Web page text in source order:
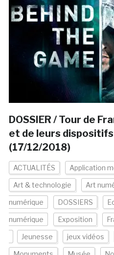
DOSSIER / Tour de
et de leurs
(17/12/2018)
ACTUALITÉS Application
Art & technologie Art
numérique DOSSIERS
numérique Exposition
Jeunesse jeux vidéos